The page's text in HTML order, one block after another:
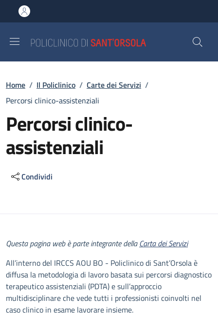
al contenuto principale
to footer content
Briciole di pane
Home / Il Policlinico / Carte dei Servizi /
Percorsi clinico-assistenziali
Percorsi clinico-
assistenziali
Condividi
Descrizione
Questa pagina web è parte integrante dellaCarta dei Servizi
All’interno del IRCCS AOU BO - Policlinico di Sant’Orsola è
diffusa la metodologia di lavoro basata sui percorsi diagnostico
terapeutico assistenziali (PDTA) e sull’approccio
multidisciplinare che vede tutti i professionisti coinvolti nel
caso clinico in esame lavorare insieme.